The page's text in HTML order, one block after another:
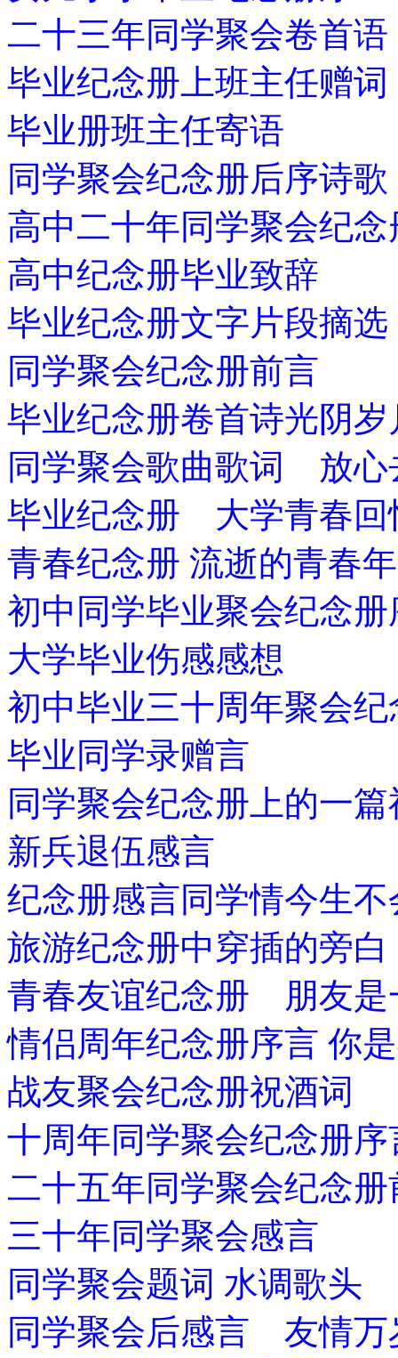
二十三年同学聚会卷首语
毕业纪念册上班主任赠词
毕业册班主任寄语
同学聚会纪念册后序诗歌
高中二十年同学聚会纪念
高中纪念册毕业致辞
毕业纪念册文字片段摘选
同学聚会纪念册前言
毕业纪念册卷首诗光阴岁
同学聚会歌曲歌词 放心
毕业纪念册 大学青春回
青春纪念册 流逝的青春
初中同学毕业聚会纪念册
大学毕业伤感感想
初中毕业三十周年聚会
毕业同学录赠言
同学聚会纪念册上的一
新兵退伍感言
纪念册感言同学情今生不
旅游纪念册中穿插的旁白
青春友谊纪念册 朋友是
情侣周年纪念册序言 你
战友聚会纪念册祝酒词
十周年同学聚会纪念册序
二十五年同学聚会纪念册
三十年同学聚会感言
同学聚会题词 水调歌头
同学聚会后感言 友情万